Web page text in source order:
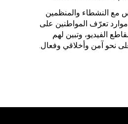
مع النشطاء والمنظمين
موارد تعرّف المواطنين على
الفيديو، وتبين لهم
نحو آمن وأخلاقي وفعال.